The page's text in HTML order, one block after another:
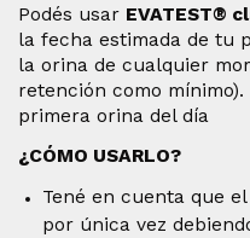
Podés usar EVATEST®
la fecha estimada de tu
la orina de cualquier
retención como
primera orina del día
¿CÓMO USARLO?
Tené en cuenta que
por única vez